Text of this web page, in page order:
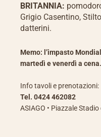
BRITANNIA:
Grigio Casentino,
datterini.
Memo: l’impasto
martedì e venerdì a cena.
Info tavoli e prenotazioni:
Tel. 0424 462082
ASIAGO • Piazzale